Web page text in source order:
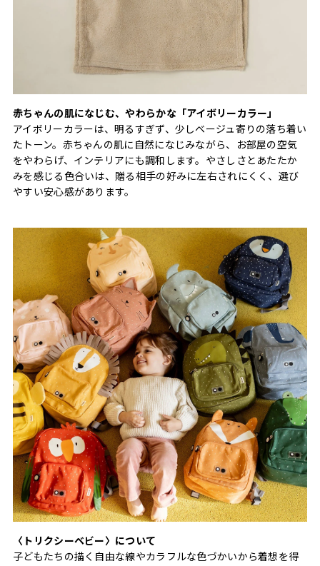
赤ちゃんの肌になじむ、やわらかな「アイボリーカラー」
アイボリーカラーは、明るすぎず、少しベージュ寄りの落ち着い
たトーン。赤ちゃんの肌に自然になじみながら、お部屋の空気
をやわらげ、インテリアにも調和します。やさしさとあたたか
みを感じる色合いは、贈る相手の好みに左右されにくく、選び
やすい安心感があります。
〈トリクシーベビー〉について
子どもたちの描く自由な線やカラフルな色づかいから着想を得